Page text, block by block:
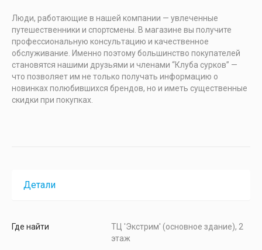
Люди, работающие в нашей компании — увлеченные
путешественники и спортсмены. В магазине вы получите
профессиональную консультацию и качественное
обслуживание. Именно поэтому большинство покупателей
становятся нашими друзьями и членами “Клуба сурков” —
что позволяет им не только получать информацию о
новинках полюбившихся брендов, но и иметь существенные
скидки при покупках.
Детали
Где найти
ТЦ 'Экстрим' (основное здание), 2
этаж